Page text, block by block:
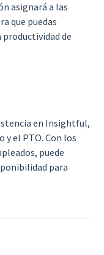
asignará a las
que puedas
de
en Insightful,
el PTO. Con los
puede
para